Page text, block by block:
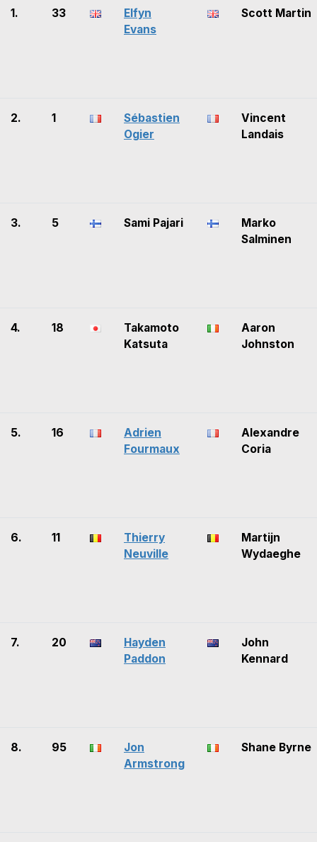
1. 33
Elfyn
Evans
Scott Martin
2. 1
Sébastien
Ogier
Vincent
Landais
3. 5 Sami Pajari
Marko
Salminen
4. 18
Takamoto
Katsuta
Aaron
Johnston
5. 16
Adrien
Fourmaux
Alexandre
Coria
6. 11
Thierry
Neuville
Martijn
Wydaeghe
7. 20
Hayden
Paddon
John
Kennard
8. 95
Jon
Armstrong
Shane Byrne